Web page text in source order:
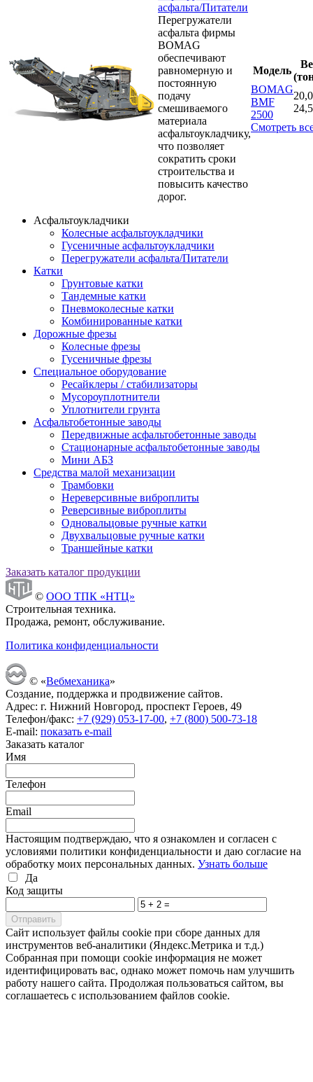
асфальта/Питатели
Перегружатели
асфальта фирмы
BOMAG
обеспечивают
равномерную и
постоянную
подачу
смешиваемого
материала
асфальтоукладчику,
что позволяет
сократить сроки
строительства и
повысить качество
дорог.
Модель
BOMAG
BMF
2500
24,5
Смотреть
Асфальтоукладчики
Колесные асфальтоукладчики
Гусеничные асфальтоукладчики
Перегружатели асфальта/Питатели
Катки
Грунтовые катки
Тандемные катки
Пневмоколесные катки
Комбинированные катки
Дорожные фрезы
Колесные фрезы
Гусеничные фрезы
Специальное оборудование
Ресайклеры / стабилизаторы
Мусороуплотнители
Уплотнители грунта
Асфальтобетонные заводы
Передвижные асфальтобетонные заводы
Стационарные асфальтобетонные заводы
Мини АБЗ
Средства малой механизации
Трамбовки
Нереверсивные виброплиты
Реверсивные виброплиты
Одновальцовые ручные катки
Двухвальцовые ручные катки
Траншейные катки
Заказать каталог продукции
© ООО ТПК «НТЦ»
Строительная техника.
Продажа, ремонт, обслуживание.
Политика конфиденциальности
© «Вебмеханика»
Создание, поддержка и продвижение сайтов.
Адрес: г. Нижний Новгород, проспект Героев, 49
Телефон/факс: +7 (929) 053-17-00, +7 (800) 500-73-18
E-mail: показать e-mail
Заказать каталог
Имя
Телефон
Email
Настоящим подтверждаю, что я ознакомлен и согласен с
условиями политики конфиденциальности и даю согласие на
обработку моих персональных данных. Узнать больше
Да
Код защиты
Cайт использует файлы cookie при сборе данных для
инструментов веб-аналитики (Яндекс.Метрика и т.д.)
Собранная при помощи cookie информация не может
идентифицировать вас, однако может помочь нам улучшить
работу нашего сайта. Продолжая пользоваться сайтом, вы
соглашаетесь с использованием файлов cookie.